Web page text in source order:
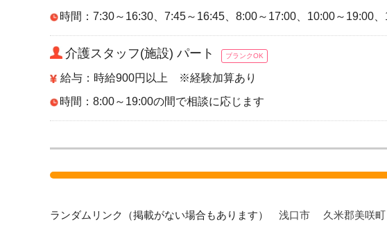
時間：7:30～16:30、7:45～16:45、8:00～17:00、10:00～19:00
介護スタッフ(施設) パート ブランクOK
給与：時給900円以上 ※経験加算あり
時間：8:00～19:00の間で相談に応じます
ランダムリンク（掲載がない場合もあります） 浅口市 久米郡美咲町